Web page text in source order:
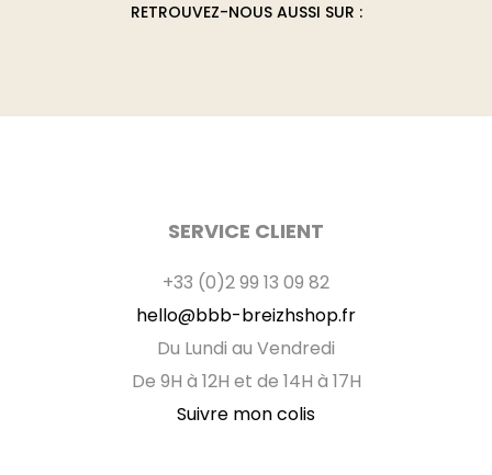
sur
du
RETROUVEZ-NOUS AUSSI SUR :
SERVICE CLIENT
+33 (0)2 99 13 09 82
hello@bbb-breizhshop.fr
Du Lundi au Vendredi
De 9H à 12H et de 14H à 17H
Suivre mon colis